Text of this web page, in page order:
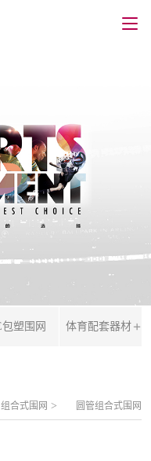
包塑围网 体育配套器材
组合式围网 > 圆管组合式围网